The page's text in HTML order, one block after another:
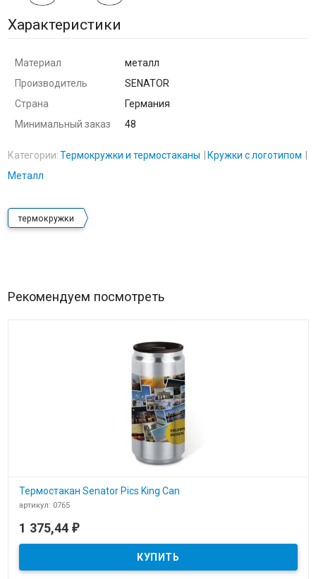
Характеристики
Материал
металл
Производитель
SENATOR
Страна
Германия
Минимальный заказ
48
Категории:Термокружки и термостаканы
Кружки с логотипом
Металл
термокружки
Рекомендуем посмотреть
Термостакан Senator Pics King Can
артикул: 0765
Термостакан Senator Pics King Can
1 375,44 ₽